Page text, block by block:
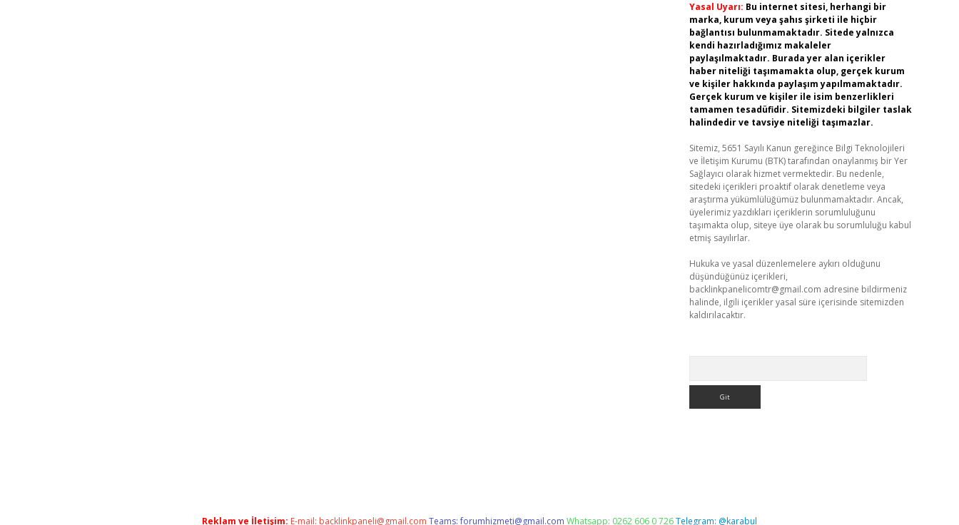
Yasal Uyarı: Bu internet sitesi, herhangi bir
marka, kurum veya şahıs şirketi ile hiçbir
bağlantısı bulunmamaktadır. Sitede yalnızca
kendi hazırladığımız makaleler
paylaşılmaktadır. Burada yer alan içerikler
haber niteliği taşımamakta olup, gerçek kurum
ve kişiler hakkında paylaşım yapılmamaktadır.
Gerçek kurum ve kişiler ile isim benzerlikleri
tamamen tesadüfidir. Sitemizdeki bilgiler taslak
halindedir ve tavsiye niteliği taşımazlar.
Sitemiz, 5651 Sayılı Kanun gereğince Bilgi Teknolojileri
ve İletişim Kurumu (BTK) tarafından onaylanmış bir Yer
Sağlayıcı olarak hizmet vermektedir. Bu nedenle,
sitedeki içerikleri proaktif olarak denetleme veya
araştırma yükümlülüğümüz bulunmamaktadır. Ancak,
üyelerimiz yazdıkları içeriklerin sorumluluğunu
taşımakta olup, siteye üye olarak bu sorumluluğu kabul
etmiş sayılırlar.
Hukuka ve yasal düzenlemelere aykırı olduğunu
düşündüğünüz içerikleri,
backlinkpanelicomtr@gmail.com adresine bildirmeniz
halinde, ilgili içerikler yasal süre içerisinde sitemizden
kaldırılacaktır.
Reklam ve İletişim: E-mail: backlinkpaneli@gmail.com Teams:forumhizmeti@gmail.com Whatsapp: 0262 606 0 726Telegram: @karabul